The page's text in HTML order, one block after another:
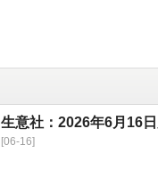
生意社：2026年6月16
[06-16]